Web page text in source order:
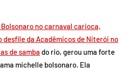
no carnaval carioca,
da Acadêmicos de Niterói no
de samba do rio, gerou uma forte
michelle bolsonaro. Ela